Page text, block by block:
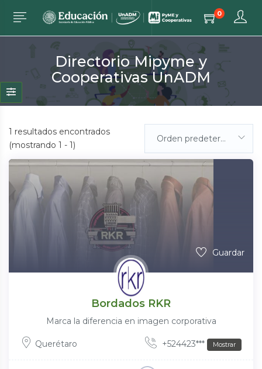
0
Directorio Mipyme y
Cooperativas UnADM
1 resultados encontrados
(mostrando 1 - 1)
Orden predeterminada
Guardar
Bordados RKR
Marca la diferencia en imagen corporativa
Querétaro +524423*** Mostrar